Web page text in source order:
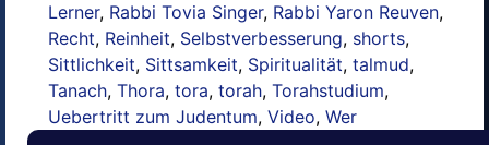
Lerner, Rabbi Tovia Singer, Rabbi Yaron Reuven,
Recht, Reinheit, Selbstverbesserung, shorts,
Sittlichkeit, Sittsamkeit, Spiritualität, talmud,
Tanach, Thora, tora, torah, Torahstudium,
Uebertritt zum Judentum, Video, Wer